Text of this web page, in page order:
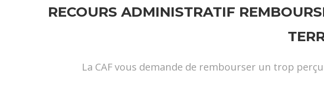
RECOURS ADMINISTRATIF
La CAF vous demande de rembourser un trop